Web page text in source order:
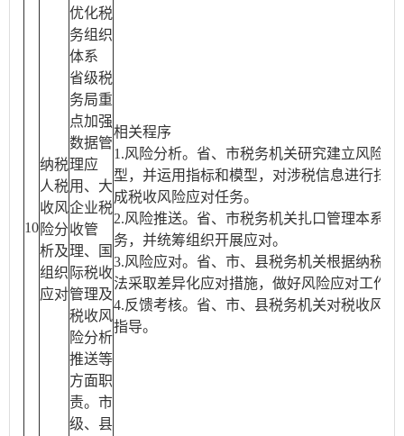
10
纳税
人税
收风
险分
析及
组织
应对
优化税
务组织
体系
省级税
务局重
点加强
数据管
理应
用、大
企业税
收管
理、国
际税收
管理及
税收风
险分析
推送等
方面职
责。市
级、县
相关程序
1.风险分析。省、市税务机关研究建立风险分
型，并运用指标和模型，对涉税信息进行扫
成税收风险应对任务。
2.风险推送。省、市税务机关扎口管理本系统
务，并统筹组织开展应对。
3.风险应对。省、市、县税务机关根据纳税人
法采取差异化应对措施，做好风险应对工作。
4.反馈考核。省、市、县税务机关对税收风险
指导。